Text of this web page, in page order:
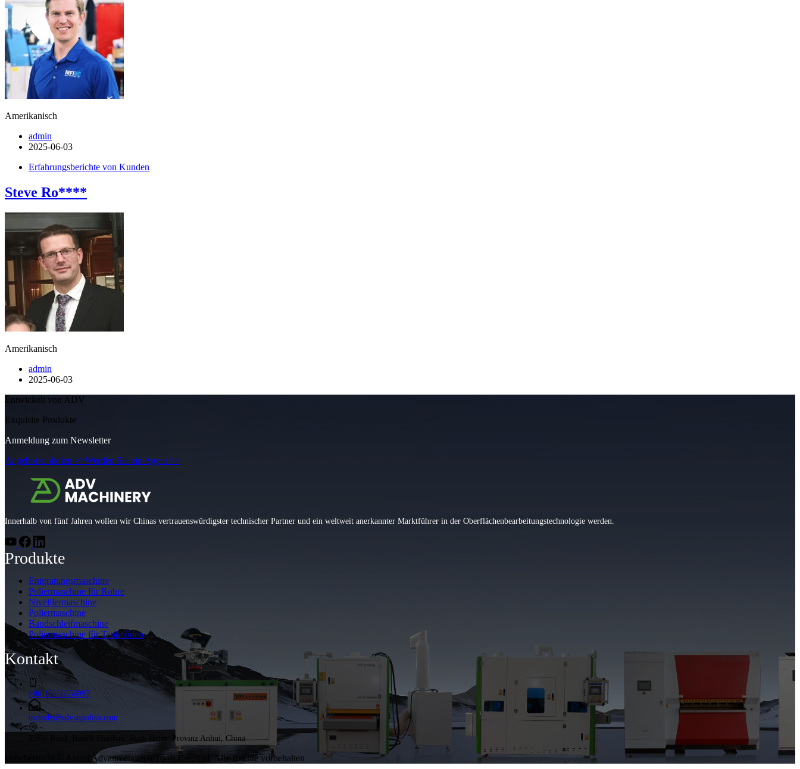
Amerikanisch
admin
2025-06-03
Erfahrungsberichte von Kunden
Steve Ro****
Amerikanisch
admin
2025-06-03
Entwickelt von ADV
Exquisite Produkte
Anmeldung zum Newsletter
Angebot einholen >>Werden Sie ein Agent >>
Innerhalb von fünf Jahren wollen wir Chinas vertrauenswürdigster technischer Partner und ein weltweit anerkannter Marktführer in der Oberflächenbearbeitungstechnologie werden.
Produkte
Entgratungsmaschine
Poliermaschine für Rohre
Nivelliermaschine
Poliermaschine
Bandschleifmaschine
Poliermaschine für Tankböden
Kontakt
+86 15656556997
melody@advanpolish.com
ZiShi Road, Bezirk Shushan, Stadt Hefei, Provinz Anhui, China
Urheberrecht © Anhui Advanmetaltech Tools Co., Ltd. Alle Rechte vorbehalten